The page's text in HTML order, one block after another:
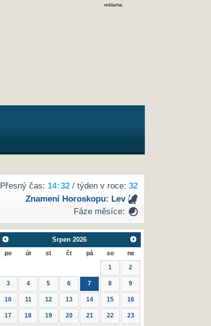
reklama
Přesný čas: 14:32/ týden v roce: 32
Znamení Horoskopu: Lev
Fáze měsíce:
Srpen 2026
po út st čt pá so ne
1 2
3 4 5 6 7 8 9
10 11 12 13 14 15 16
17 18 19 20 21 22 23